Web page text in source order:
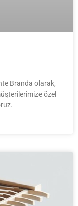
Branda olarak,
özel